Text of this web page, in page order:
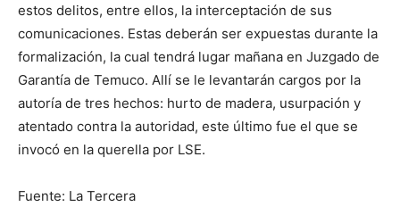
estos delitos, entre ellos, la interceptación de sus
comunicaciones. Estas deberán ser expuestas durante la
formalización, la cual tendrá lugar mañana en Juzgado de
Garantía de Temuco. Allí se le levantarán cargos por la
autoría de tres hechos: hurto de madera, usurpación y
atentado contra la autoridad, este último fue el que se
invocó en la querella por LSE.
Fuente: La Tercera